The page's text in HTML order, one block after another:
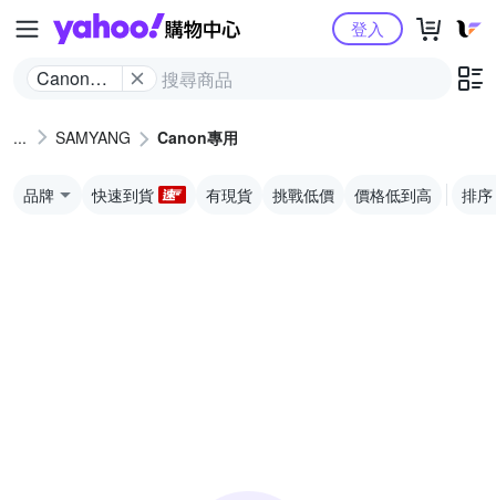
Yahoo購物中心
Canon專
登入
SAMYANG Canon專用
品牌 快速到貨 有現貨 挑戰低價 價格低到高 排序